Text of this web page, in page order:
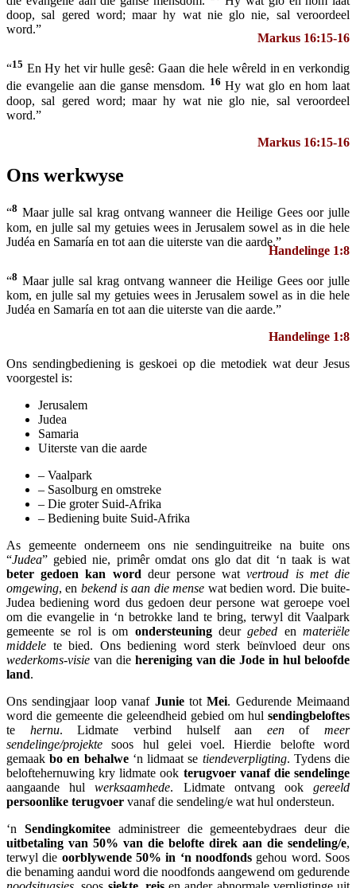
doop, sal gered word; maar hy wat nie glo nie, sal veroordeel
word.”
Markus 16:15-16
“15 En Hy het vir hulle gesê: Gaan die hele wêreld in en verkondig
die evangelie aan die ganse mensdom. 16 Hy wat glo en hom laat
doop, sal gered word; maar hy wat nie glo nie, sal veroordeel
word.”
Markus 16:15-16
Ons werkwyse
“8 Maar julle sal krag ontvang wanneer die Heilige Gees oor julle
kom, en julle sal my getuies wees in Jerusalem sowel as in die hele
Judéa en Samaría en tot aan die uiterste van die aarde.”
Handelinge 1:8
“8 Maar julle sal krag ontvang wanneer die Heilige Gees oor julle
kom, en julle sal my getuies wees in Jerusalem sowel as in die hele
Judéa en Samaría en tot aan die uiterste van die aarde.”
Handelinge 1:8
Ons sendingbediening is geskoei op die metodiek wat deur Jesus
voorgestel is:
Jerusalem
Judea
Samaria
Uiterste van die aarde
– Vaalpark
– Sasolburg en omstreke
– Die groter Suid-Afrika
– Bediening buite Suid-Afrika
As gemeente onderneem ons nie sendinguitreike na buite ons
“Judea” gebied nie, primêr omdat ons glo dat dit ‘n taak is wat
beter gedoen kan word deur persone watvertroud is met die
omgewing, en bekend is aan die mense wat bedien word. Die buite-
Judea bediening word dus gedoen deur persone wat geroepe voel
om die evangelie in ‘n betrokke land te bring, terwyl dit Vaalpark
gemeente se rol is om ondersteuningdeurgebed enmateriële
middele te bied. Ons bediening word sterk beïnvloed deur ons
wederkoms-visie van die hereniging van die Jode in hul beloofde
land.
Ons sendingjaar loop vanaf JunietotMei. Gedurende Meimaand
word die gemeente die geleendheid gebied om hul sendingbeloftes
te hernu. Lidmate verbind hulself aan eenof meer
sendelinge/projekte soos hul gelei voel. Hierdie belofte word
gemaakbo en behalwe‘n lidmaat se tiendeverpligting. Tydens die
beloftehernuwing kry lidmate ook terugvoer vanaf die sendelinge
aangaande hulwerksaamhede. Lidmate ontvang ookgereeld
persoonlike terugvoer vanaf die sendeling/e wat hul ondersteun.
‘n Sendingkomiteeadministreer die gemeentebydraes deur die
uitbetaling van 50% van die belofte direk aan die sendeling/e,
terwyl die oorblywende 50% in ‘n noodfonds gehou word. Soos
die benaming aandui word die noodfonds aangewend om gedurende